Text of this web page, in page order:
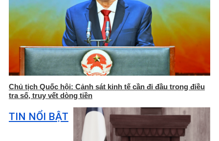
Chủ tịch Quốc hội: Cảnh sát kinh tế cần đi đầu trong điều
tra số, truy vết dòng tiền
TIN NỔI BẬT